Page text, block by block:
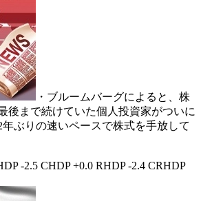
・ブルームバーグによると、株
後まで続けていた個人投資家がついに
ぶりの速いペースで株式を手放して
-2.5 CHDP +0.0 RHDP -2.4 CRHDP